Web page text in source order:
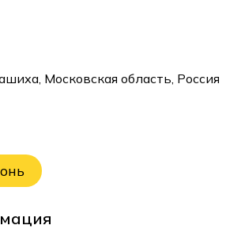
Московская область, Россия